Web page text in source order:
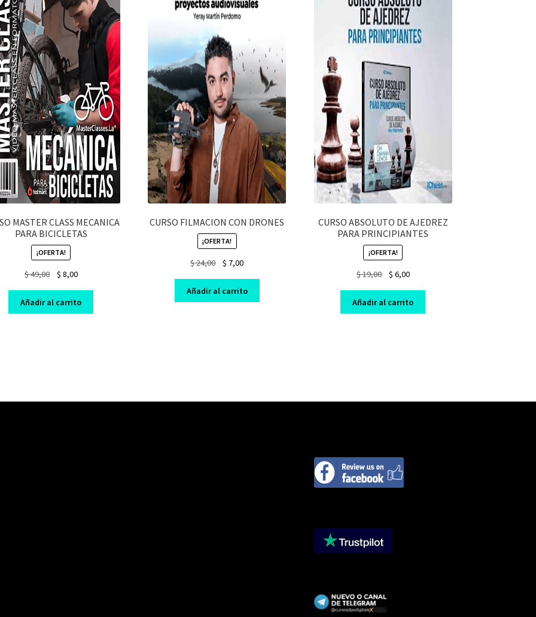
MASTER CLASS MECANICA
PARA BICICLETAS
¡OFERTA!
$49,00
Original
was:
$ 49,00.
$ 8,00Current
is:
$ 8,00.
Añadir al carrito
CURSO FILMACION CON DRONES
¡OFERTA!
$24,00
Original
was:
$ 24,00.
$ 7,00Current
is:
$ 7,00.
Añadir al carrito
CURSO ABSOLUTO DE AJEDREZ
PARA PRINCIPIANTES
¡OFERTA!
$19,00
Original
was:
$ 19,00.
$ 6,00Current
is:
$ 6,00.
Añadir al carrito